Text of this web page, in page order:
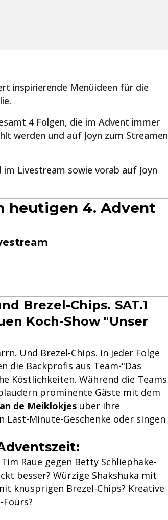
inspirierende Menüideen für die
4 Folgen, die im Advent immer
werden und auf Joyn zum Streamen
im Livestream sowie vorab auf Joyn
heutigen 4. Advent
Brezel-Chips. SAT.1
Koch-Show "Unser
Und Brezel-Chips. In jeder Folge
die Backprofis aus Team-"Das
Köstlichkeiten. Während die Teams
prominente Gäste mit dem
de Meiklokjes über ihre
Minute-Geschenke oder singen
Raue gegen Betty Schliephake-
besser? Würzige Shakshuka mit
knusprigen Brezel-Chips? Kreative